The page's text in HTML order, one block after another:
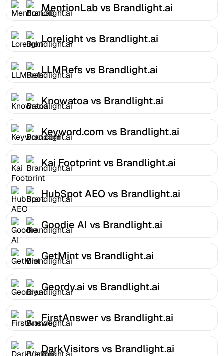
MentionLab vs Brandlight.ai
Lorelight vs Brandlight.ai
LLMRefs vs Brandlight.ai
Knowatoa vs Brandlight.ai
Keyword.com vs Brandlight.ai
Kai Footprint vs Brandlight.ai
HubSpot AEO vs Brandlight.ai
Goodie AI vs Brandlight.ai
GetMint vs Brandlight.ai
Geordy.ai vs Brandlight.ai
FirstAnswer vs Brandlight.ai
DarkVisitors vs Brandlight.ai